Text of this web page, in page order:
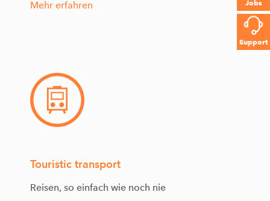
Jobs
Support
Mehr erfahren
Touristic transport
Reisen, so einfach wie noch nie